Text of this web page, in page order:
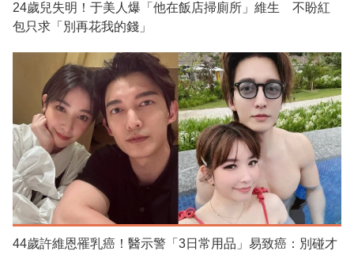
24歲兒失明！于美人爆「他在飯店掃廁所」維生 不盼紅
包只求「別再花我的錢」
44歲許維恩罹乳癌！醫示警「3日常用品」易致癌：別碰才